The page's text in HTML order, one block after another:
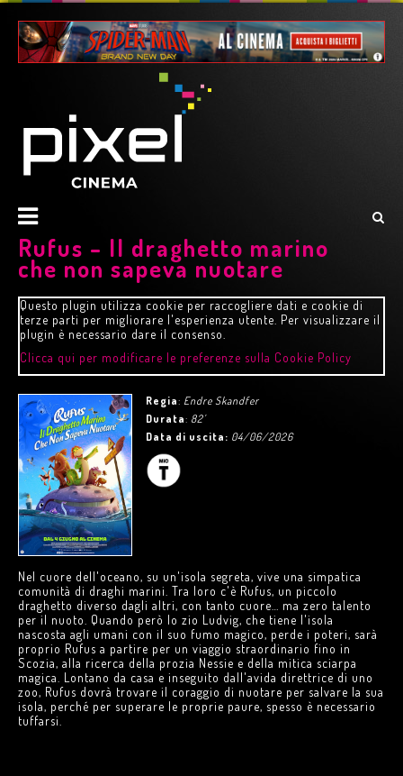
Rufus – Il draghetto marino
che non sapeva nuotare
Questo plugin utilizza cookie per raccogliere dati e cookie di
terze parti per migliorare l'esperienza utente. Per visualizzare il
plugin è necessario dare il consenso.
Clicca qui per modificare le preferenze sulla Cookie Policy
Regia: Endre Skandfer
Durata: 82'
Data di uscita: 04/06/2026
Nel cuore dell'oceano, su un'isola segreta, vive una simpatica
comunità di draghi marini. Tra loro c'è Rufus, un piccolo
draghetto diverso dagli altri, con tanto cuore… ma zero talento
per il nuoto. Quando però lo zio Ludvig, che tiene l'isola
nascosta agli umani con il suo fumo magico, perde i poteri, sarà
proprio Rufus a partire per un viaggio straordinario fino in
Scozia, alla ricerca della prozia Nessie e della mitica sciarpa
magica. Lontano da casa e inseguito dall'avida direttrice di uno
zoo, Rufus dovrà trovare il coraggio di nuotare per salvare la sua
isola, perché per superare le proprie paure, spesso è necessario
tuffarsi.